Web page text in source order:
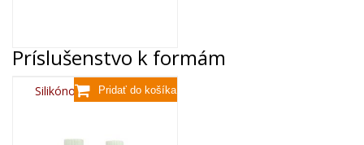
Príslušenstvo k formám
Silikónový sprej 400 ml